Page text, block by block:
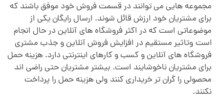
مجموعه هایی می توانند در قسمت فروش خود موفق باشند که
برای مشتریان خود ارزش قائل شوند. ارسال رایگان یکی از
موضوعاتی است که در اکثر فروشگاه های آنلاین در حال انجام
است وتاثیر مستقیم در افزایش فروش آنلاین و جذب مشتری
فروشگاه های آنلاین و کسب و کارهای اینترنتی دارد. هزینه حمل
برای مشتریان ناخوشایند است. بیشتر مشتریان حتی راضی اند
محصولی را گران تر خریداری کنند ولی هزینه حمل را پرداخت
نکنند.